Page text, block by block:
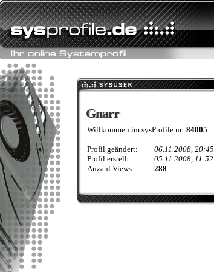
Gnarr
Gnarr
Willkommen im sysProfile nr: 84005
Profil geändert:
06.11.2008, 20:45
Profil erstellt:
05.11.2008, 11:52
Anzahl Views:
288